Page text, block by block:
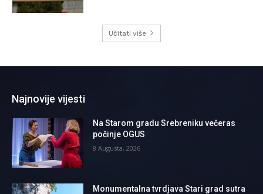
Učitati više
Najnovije vijesti
Na Starom gradu Srebreniku večeras
počinje OGUS
8 Augusta, 2026
Monumentalna tvrdjava Stari grad sutra